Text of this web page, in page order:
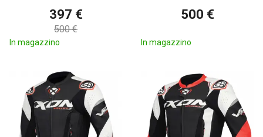
397 €
500 €
In magazzino
500 €
In magazzino